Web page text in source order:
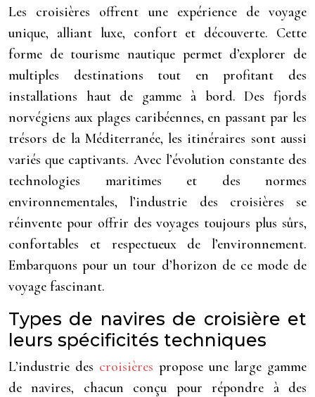
Les croisières offrent une expérience de voyage
unique, alliant luxe, confort et découverte. Cette
forme de tourisme nautique permet d’explorer de
multiples destinations tout en profitant des
installations haut de gamme à bord. Des fjords
norvégiens aux plages caribéennes, en passant par les
trésors de la Méditerranée, les itinéraires sont aussi
variés que captivants. Avec l’évolution constante des
technologies maritimes et des normes
environnementales, l’industrie des croisières se
réinvente pour offrir des voyages toujours plus sûrs,
confortables et respectueux de l’environnement.
Embarquons pour un tour d’horizon de ce mode de
voyage fascinant.
Types de navires de croisière et
leurs spécificités techniques
L’industrie des croisières propose une large gamme
de navires, chacun conçu pour répondre à des